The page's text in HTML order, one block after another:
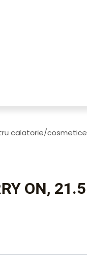
calatorie/cosmetice
ON, 21.5